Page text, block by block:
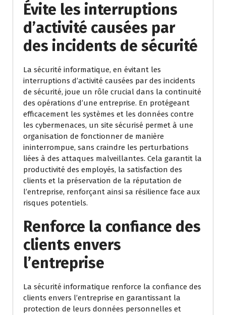
Évite les interruptions
d’activité causées par
des incidents de sécurité
La sécurité informatique, en évitant les
interruptions d’activité causées par des incidents
de sécurité, joue un rôle crucial dans la continuité
des opérations d’une entreprise. En protégeant
efficacement les systèmes et les données contre
les cybermenaces, un site sécurisé permet à une
organisation de fonctionner de manière
ininterrompue, sans craindre les perturbations
liées à des attaques malveillantes. Cela garantit la
productivité des employés, la satisfaction des
clients et la préservation de la réputation de
l’entreprise, renforçant ainsi sa résilience face aux
risques potentiels.
Renforce la confiance des
clients envers
l’entreprise
La sécurité informatique renforce la confiance des
clients envers l’entreprise en garantissant la
protection de leurs données personnelles et